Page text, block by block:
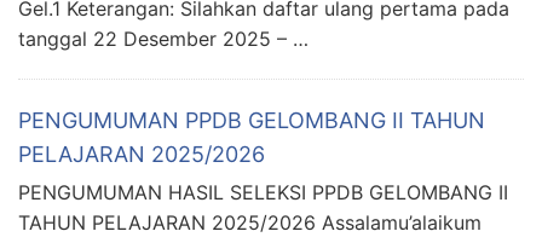
Gel.1 Keterangan: Silahkan daftar ulang pertama pada
tanggal 22 Desember 2025 – …
PENGUMUMAN PPDB GELOMBANG II TAHUN
PELAJARAN 2025/2026
PENGUMUMAN HASIL SELEKSI PPDB GELOMBANG II
TAHUN PELAJARAN 2025/2026 Assalamu’alaikum